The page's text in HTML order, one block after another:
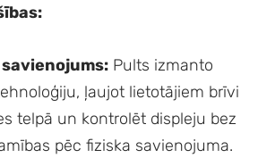
Pults izmanto
ļaujot lietotājiem brīvi
telpā un kontrolēt displeju bez
pēc fiziska savienojuma.